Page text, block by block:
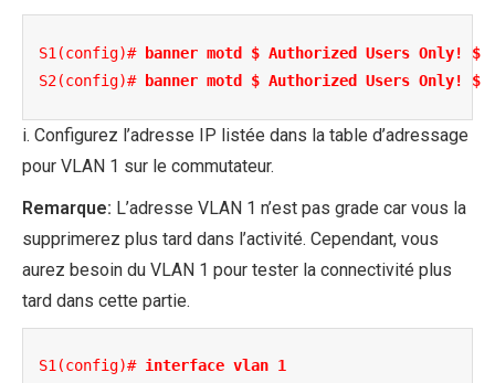
S1(config)#
banner motd $ Authorized Users Only! $
S2(config)#
banner motd $ Authorized Users Only! $
i. Configurez l’adresse IP listée dans la table d’adressage
pour VLAN 1 sur le commutateur.
Remarque: L’adresse VLAN 1 n’est pas grade car vous la
supprimerez plus tard dans l’activité. Cependant, vous
aurez besoin du VLAN 1 pour tester la connectivité plus
tard dans cette partie.
S1(config)# interface vlan 1